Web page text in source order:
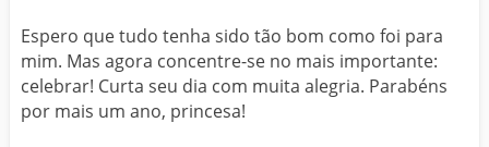
Espero que tudo tenha sido tão bom como foi para
mim. Mas agora concentre-se no mais importante:
celebrar! Curta seu dia com muita alegria. Parabéns
por mais um ano, princesa!